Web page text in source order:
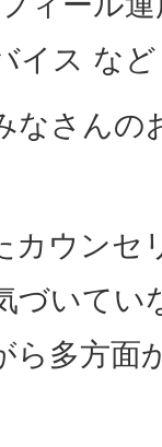
イス など
なさんの
カウンセ
づいてい
ら多方面